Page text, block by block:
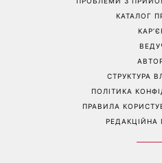
Більше не приховує кохану:
Володимир Дантес вперше
відкрито показався з новою